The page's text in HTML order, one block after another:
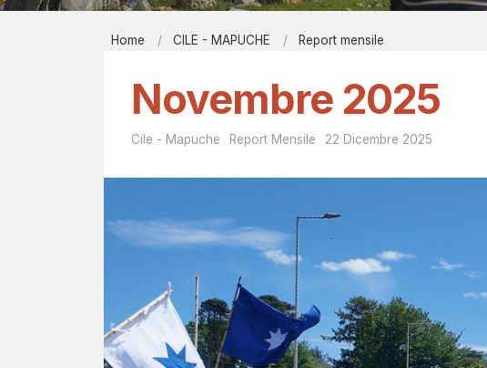
Bibliografia
Contatti
Home CILE - MAPUCHE Report mensile
Novembre 2025
Cile - Mapuche Report Mensile 22 Dicembre 2025